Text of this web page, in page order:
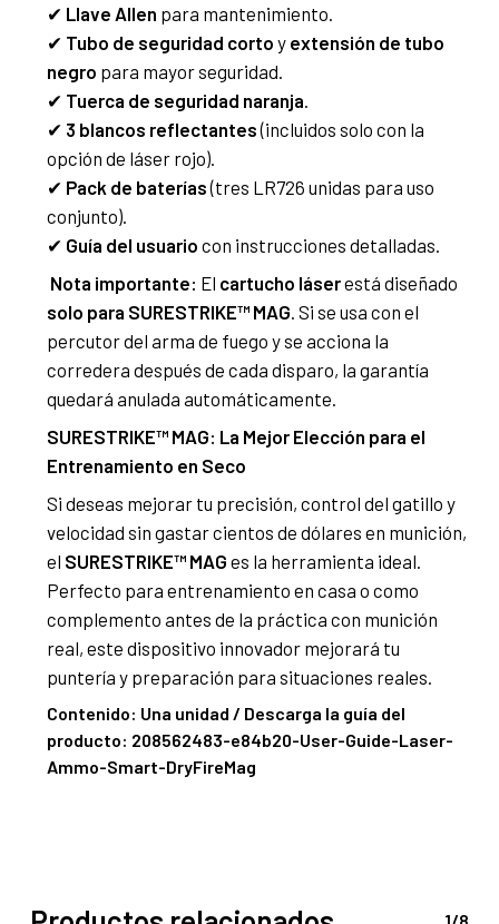
✔ Llave Allen para mantenimiento.
✔ Tubo de seguridad corto y extensión de tubo
negro para mayor seguridad.
✔ Tuerca de seguridad naranja
✔ 3 blancos reflectantes(incluidos solo con la
opción de láser rojo).
✔ Pack de baterías(tres LR726 unidas para uso
conjunto).
✔ Guía del usuario con instrucciones detalladas.
Nota importante: El cartucho láserestá diseñado
solo para SURESTRIKE™ MAG . Si se usa con el
percutor del arma de fuego y se acciona la
corredera después de cada disparo, la garantía
quedará anulada automáticamente.
SURESTRIKE™ MAG: La Mejor Elección para el
Entrenamiento en Seco
Si deseas mejorar tu precisión, control del gatillo y
velocidad sin gastar cientos de dólares en munición,
el SURESTRIKE™ MAG es la herramienta ideal.
Perfecto para entrenamiento en casa o como
complemento antes de la práctica con munición
real, este dispositivo innovador mejorará tu
puntería y preparación para situaciones reales.
Contenido: Una unidad / Descarga la guía del
producto: 208562483-e84b20-User-Guide-Laser-
Ammo-Smart-DryFireMag
1/8